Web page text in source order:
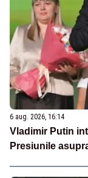
6 aug. 2026, 16:14
Vladimir Putin
Presiunile